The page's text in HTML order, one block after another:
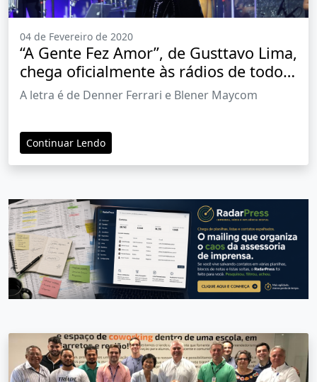
04 de Fevereiro de 2020
“A Gente Fez Amor”, de Gusttavo Lima,
chega oficialmente às rádios de todo o
Brasil
A letra é de Denner Ferrari e Blener Maycom
Continuar Lendo